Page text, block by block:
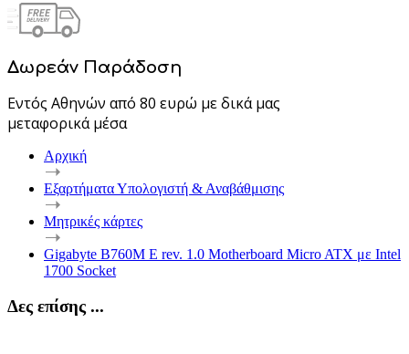
Δωρεάν Παράδοση
Εντός Αθηνών από 80 ευρώ με δικά μας
μεταφορικά μέσα
Αρχική
Εξαρτήματα Υπολογιστή & Αναβάθμισης
Μητρικές κάρτες
Gigabyte B760M E rev. 1.0 Motherboard Micro ATX με Intel
1700 Socket
Δες επίσης ...